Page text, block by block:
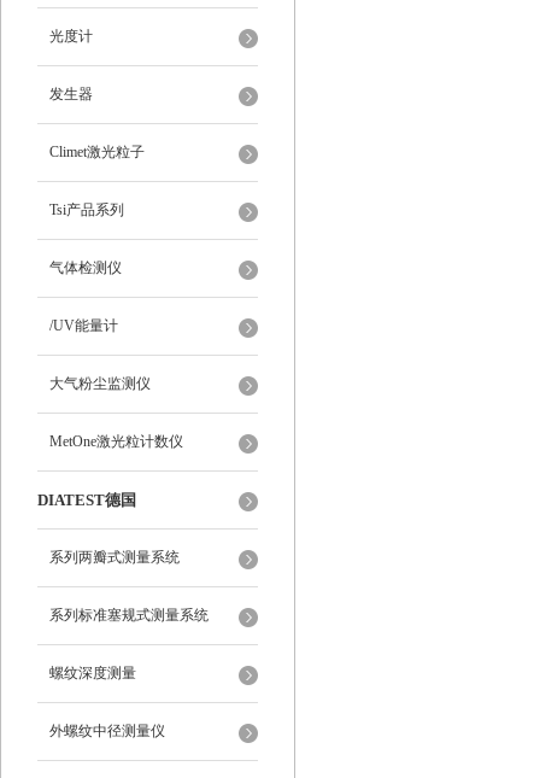
光度计
发生器
Climet激光粒子
Tsi产品系列
气体检测仪
/UV能量计
大气粉尘监测仪
MetOne激光粒计数仪
DIATEST德国
系列两瓣式测量系统
系列标准塞规式测量系统
螺纹深度测量
外螺纹中径测量仪